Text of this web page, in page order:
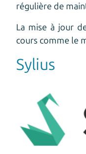
régulière de
La mise à jour
cours comme le
Sylius